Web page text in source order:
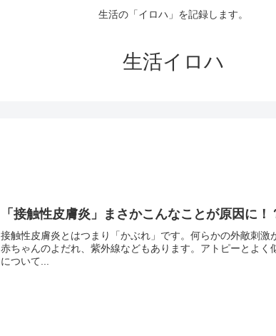
生活の「イロハ」を記録します。
生活イロハ
「接触性皮膚炎」まさかこんなことが原因に
接触性皮膚炎とはつまり「かぶれ」です。何らかの外敵刺
赤ちゃんのよだれ、紫外線などもあります。アトピーとよ
について...